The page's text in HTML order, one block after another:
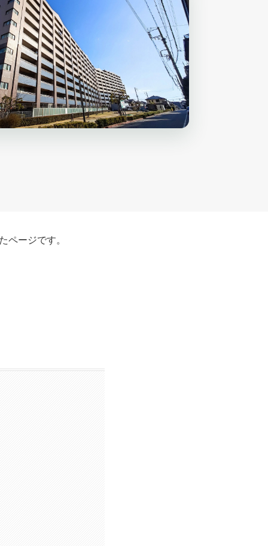
ページです。